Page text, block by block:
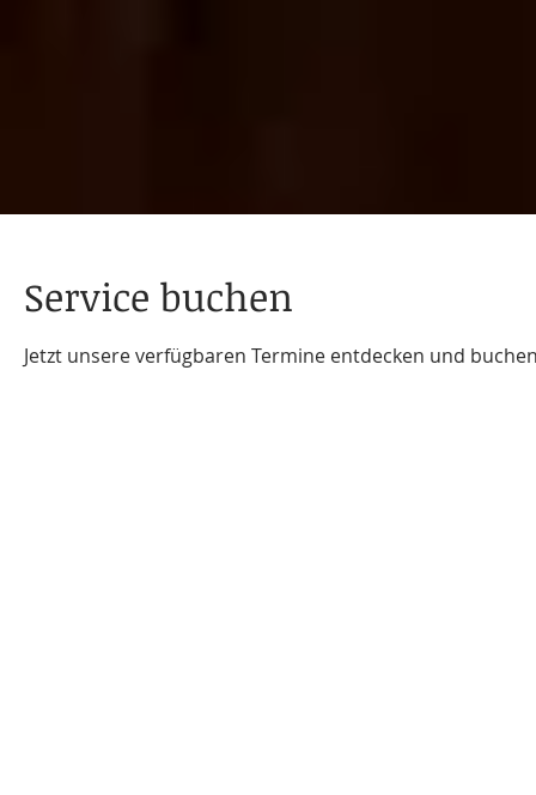
Service buchen
Jetzt unsere verfügbaren Termine entdecken und